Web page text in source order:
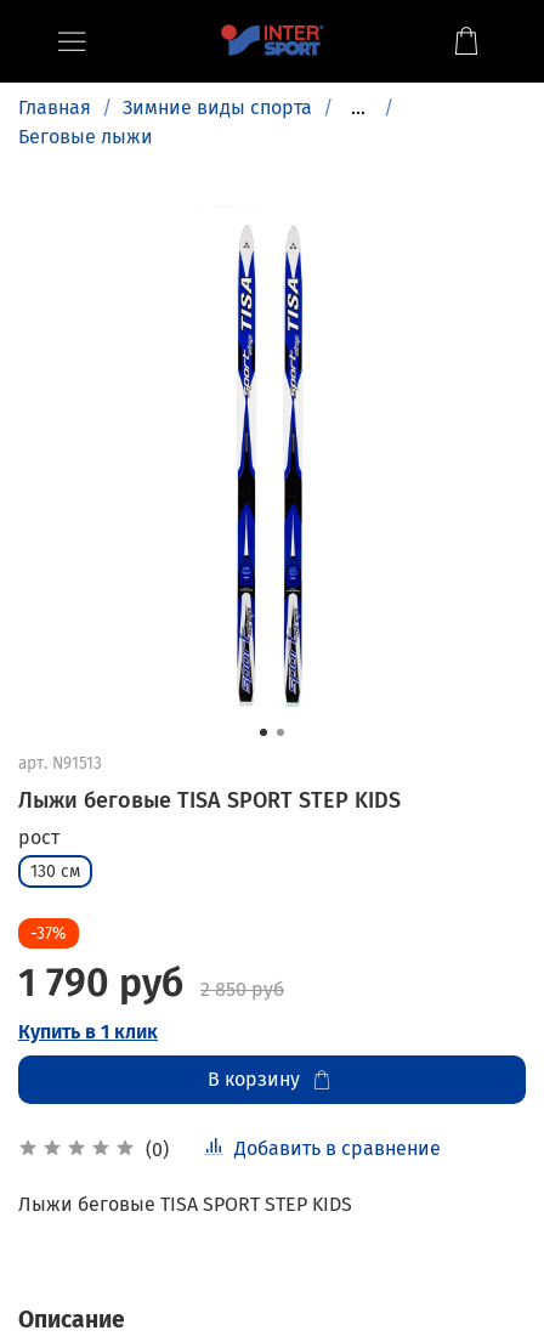
Главная Зимние виды спорта
...
Беговые лыжи
арт. N91513
Лыжи беговые TISA SPORT STEP KIDS
(0) Добавить в сравнение
рост
130 см
-37%
1 790 руб
2 850 руб
Купить в 1 клик
В корзину
Лыжи беговые TISA SPORT STEP KIDS
Описание